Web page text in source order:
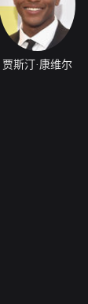
贾斯汀·康维尔